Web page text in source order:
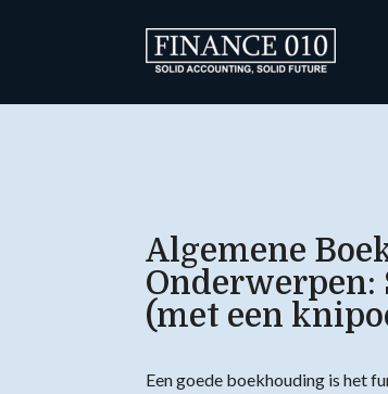
Algemene
Onderwerpen:
(met een
Een goede boekhouding is het